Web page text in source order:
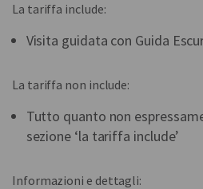
La tariffa include:
Visita guidata con Guida
La tariffa non include:
Tutto quanto non
sezione ‘la tariffa include’
Informazioni e dettagli: